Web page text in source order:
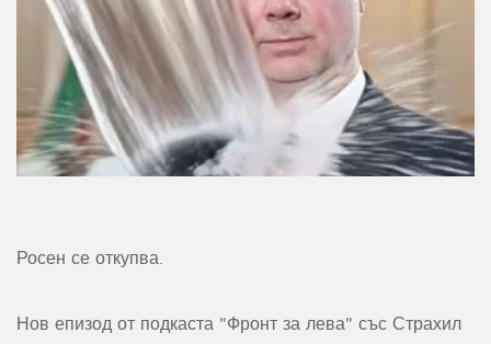
Росен се откупва.
Нов епизод от подкаста "Фронт за лева" със Страхил